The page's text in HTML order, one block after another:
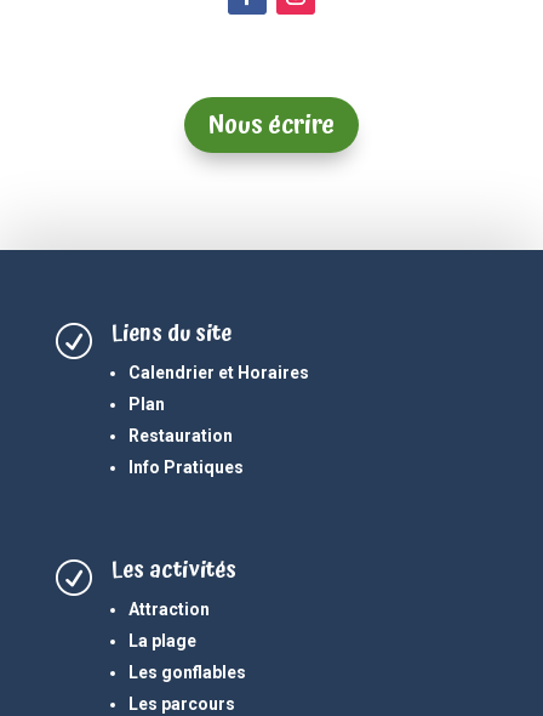
Nous écrire
R Liens du site
Calendrier et Horaires
Plan
Restauration
Info Pratiques
R Les activités
Attraction
La plage
Les gonflables
Les parcours